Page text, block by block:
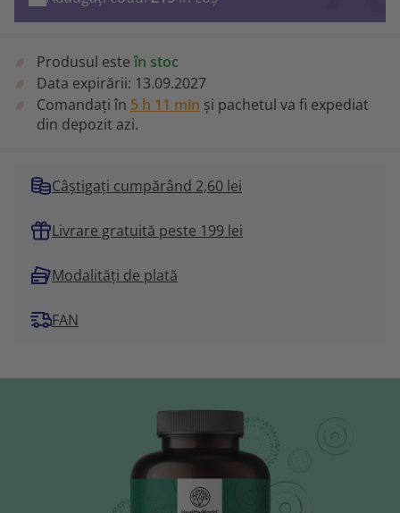
Produsul esteîn stoc
Data expirării: 13.09.2027
Comandați în 5 h 11 min și pachetul va fi expediat
din depozit azi.
Câștigați cumpărând 2,60 lei
Livrare gratuită peste 199 lei
Modalități de plată
FAN